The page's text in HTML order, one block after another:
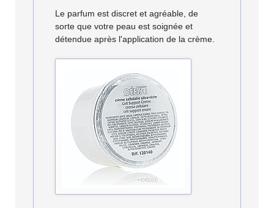
Le parfum est discret et agréable, de
sorte que votre peau est soignée et
détendue après l'application de la crème.